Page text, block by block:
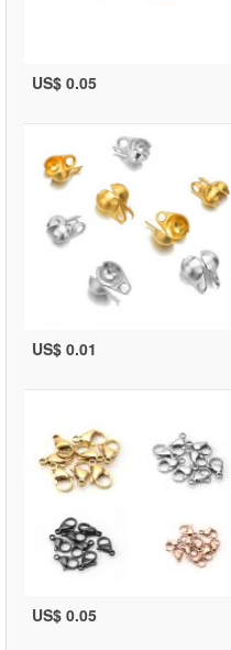
US$ 0.05
US$ 0.01
US$ 0.05